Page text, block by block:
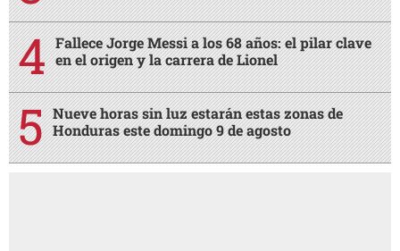
Fallece Jorge Messi a los 68 años: el pilar clave
en el origen y la carrera de Lionel
Nueve horas sin luz estarán estas zonas de
Honduras este domingo 9 de agosto